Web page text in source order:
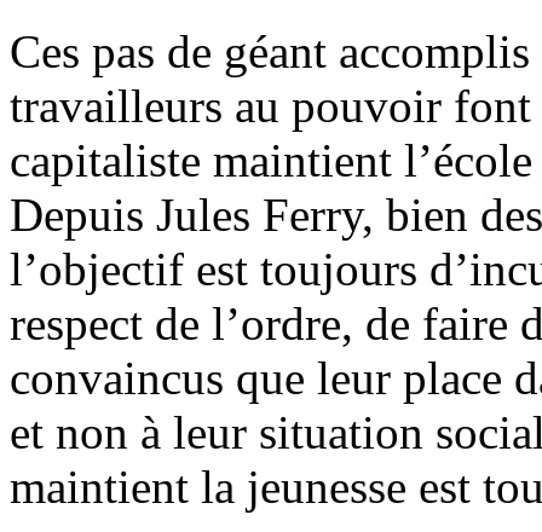
Ces pas de géant
travailleurs au pouvoir font
capitaliste maintient
Depuis Jules Ferry, bien
l’objectif est toujours
respect de l’ordre, de faire
convaincus que leur place
et non à leur situation
maintient la jeunesse est